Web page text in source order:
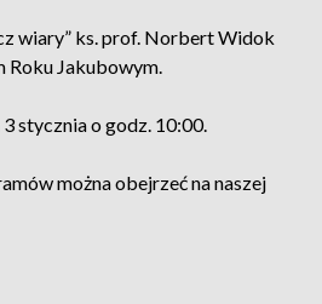
wiary” ks. prof. Norbert Widok
Roku Jakubowym.
stycznia o godz. 10:00.
można obejrzeć na naszej